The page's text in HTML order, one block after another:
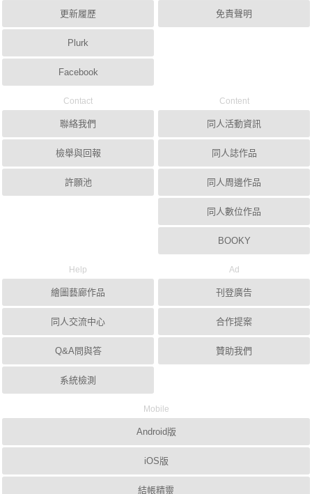
更新履歷
Plurk
Facebook
免責聲明
Contact
聯絡我們
檢舉與回報
許願池
Content
同人活動資訊
同人誌作品
同人周邊作品
同人數位作品
BOOKY
Help
繪圖藝廊作品
同人交流中心
Q&A問與答
系統檢測
Ad
刊登廣告
合作提案
贊助我們
Mobile
Android版
iOS版
結帳精靈